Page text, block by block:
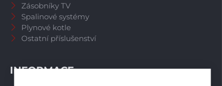
INFORMACE
Zásobníky TV
Spalinové systémy
Plynové kotle
Ostatní příslušenství